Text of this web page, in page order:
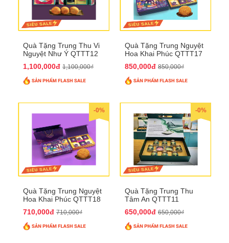
Quà Tặng Trung Thu Vi
Nguyệt Như Ý QTTT12
1,100,000đ 1,100,000₫
Quà Tặng Trung Nguyệt
Hoa Khai Phúc QTTT17
850,000đ 850,000₫
-0%
Quà Tặng Trung Nguyệt
Hoa Khai Phúc QTTT18
710,000đ 710,000₫
-0%
Quà Tặng Trung Thu
Tâm An QTTT11
650,000đ 650,000₫